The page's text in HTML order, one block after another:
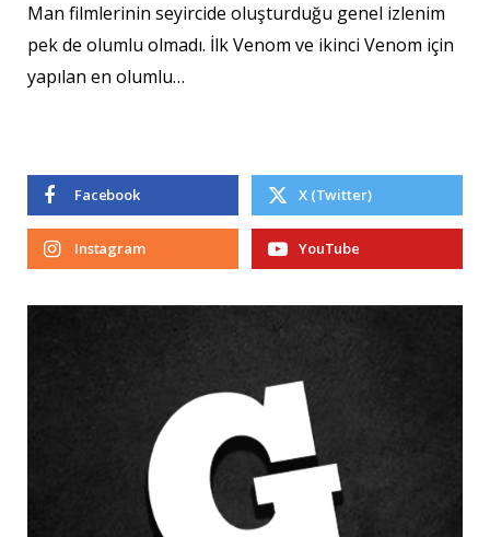
Man filmlerinin seyircide oluşturduğu genel izlenim
pek de olumlu olmadı. İlk Venom ve ikinci Venom için
yapılan en olumlu…
Facebook X (Twitter)
Instagram YouTube